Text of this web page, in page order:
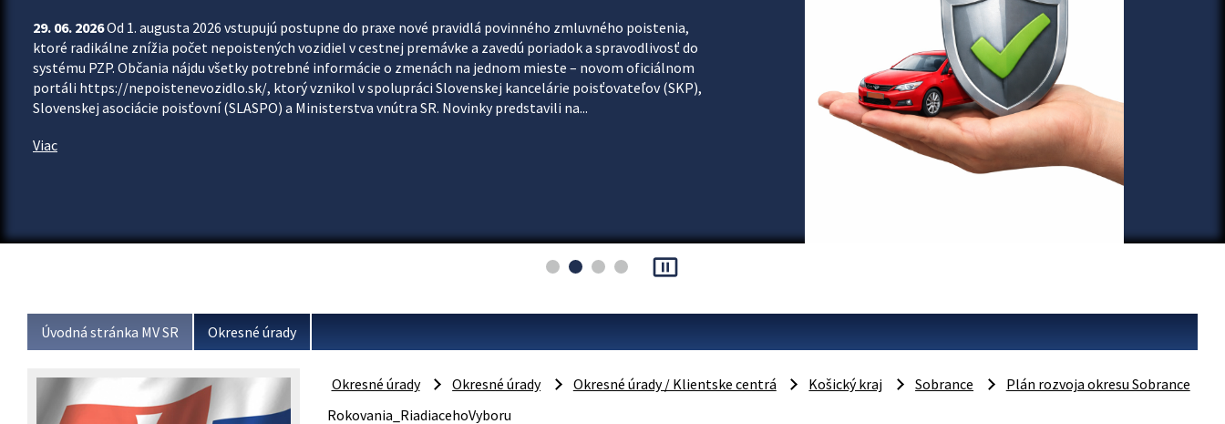
29. 06. 2026Od 1. augusta 2026 vstupujú postupne do praxe nové pravidlá povinného zmluvného poistenia,
ktoré radikálne znížia počet nepoistených vozidiel v cestnej premávke a zavedú poriadok a spravodlivosť do
systému PZP. Občania nájdu všetky potrebné informácie o zmenách na jednom mieste – novom oficiálnom
portáli https://nepoistenevozidlo.sk/, ktorý vznikol v spolupráci Slovenskej kancelárie poisťovateľov (SKP),
Slovenskej asociácie poisťovní (SLASPO) a Ministerstva vnútra SR. Novinky predstavili na...
Viac
pause_presentation
Úvodná stránka MV SR Okresné úrady
Okresné úrady Okresné úrady Okresné úrady / Klientske centrá Košický kraj Sobrance
Plán rozvoja okresu Sobrance
Rokovania_RiadiacehoVyboru